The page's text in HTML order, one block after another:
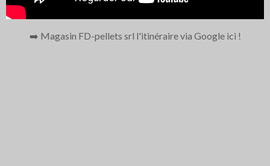
➡️ Magasin FD-pellets srl l'itinéraire via Google ici !